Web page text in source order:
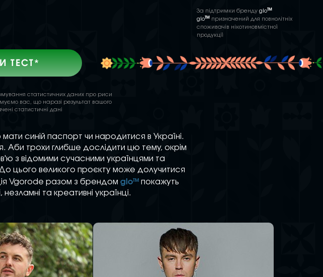
За підтримки бренду gloTM
gloTMпризначений для повнолітніх
споживачів нікотиновмістної
продукції
ТЕСТ*
статистичних даних про риси
вас, що наразі результат вашого
статистичні дані
синій паспорт чи народитися в Україні.
Аби трохи глибше дослідити цю тему, окрім
з відомими сучасними українцями та
цього великого проєкту може долучитися
Vgorode разом з брендом gloTM покажуть
незламні та креативні українці.